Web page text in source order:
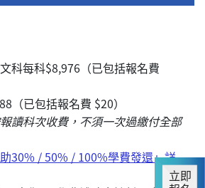
科每科$8,976（已包括報名費
（已包括報名費 $20）
讀科次收費，不須一次過繳付全部
30% / 50% / 100%學費發還」詳
立即